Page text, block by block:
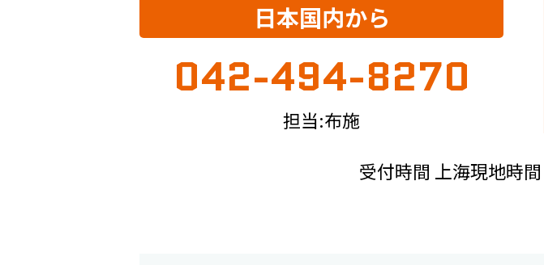
日本国内から
042-494-8270
担当:布施
受付時間 上海現地時間